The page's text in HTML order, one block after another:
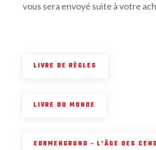
vous sera envoyé suite à votre
LIVRE DE RÈGLES
LIVRE DU MONDE
EORMENGRUND - L'ÂGE DES